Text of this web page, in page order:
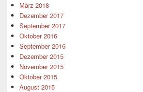
März 2018
Dezember 2017
September 2017
Oktober 2016
September 2016
Dezember 2015
November 2015
Oktober 2015
August 2015